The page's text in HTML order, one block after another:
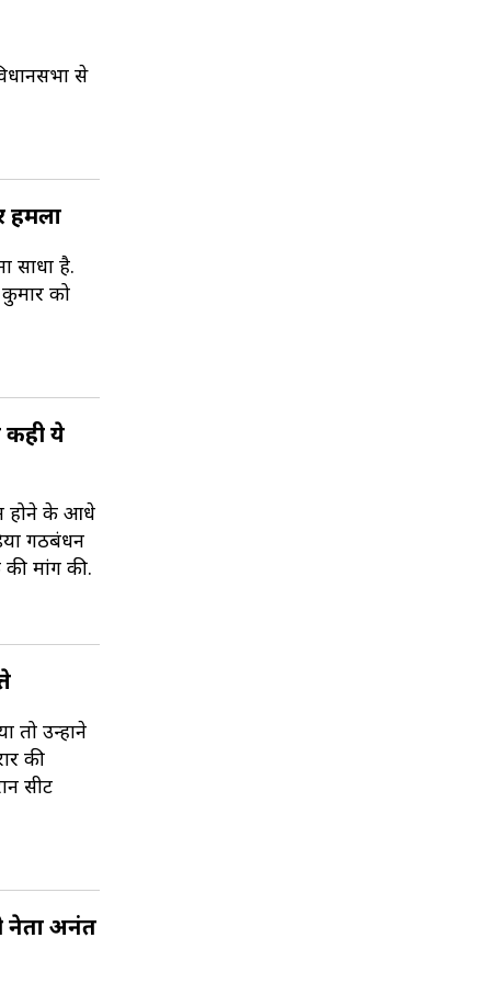
से
हमला
साधा है.
को
कही ये
होने के आधे
गठबंधन
मांग की.
तो उन्होंने
की
सीट
नेता अनंत